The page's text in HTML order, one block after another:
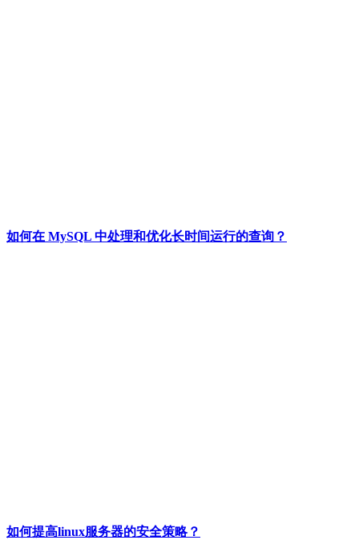
如何在 MySQL 中处理和优化长时间运行的查询？
如何提高linux服务器的安全策略？